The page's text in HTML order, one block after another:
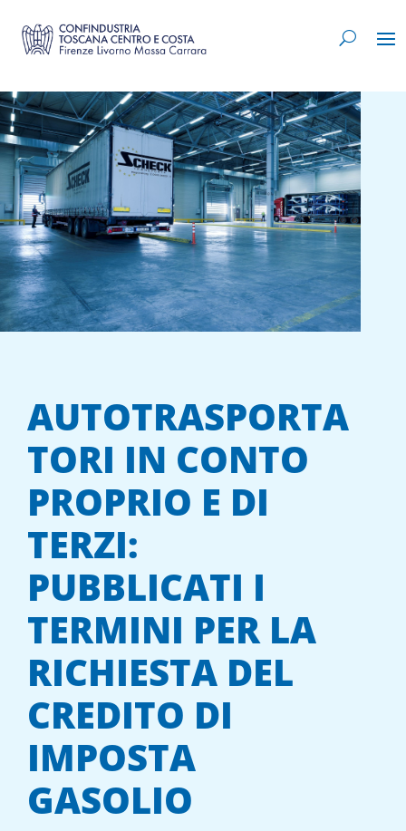
AUTOTRASPORTA
TORI IN CONTO
PROPRIO E DI
TERZI:
PUBBLICATI I
TERMINI PER LA
RICHIESTA DEL
CREDITO DI
IMPOSTA
GASOLIO